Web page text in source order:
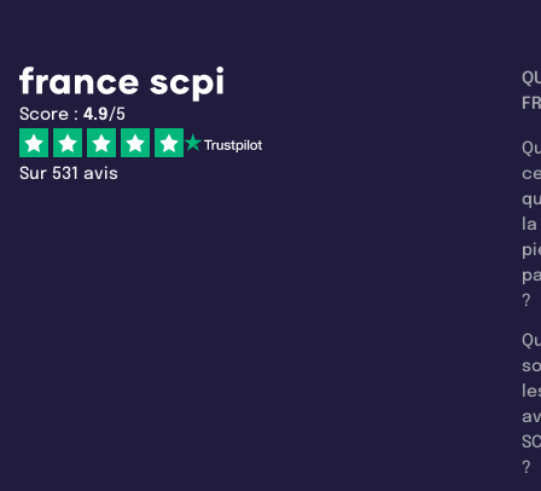
Score : 4.9/5
Sur 531 avis
la
?
?